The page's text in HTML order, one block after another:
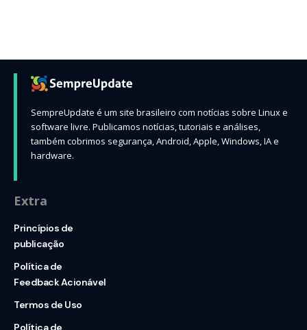
SempreUpdate é um site brasileiro com notícias sobre Linux e
software livre. Publicamos notícias, tutoriais e análises,
também cobrimos segurança, Android, Apple, Windows, IA e
hardware.
Extra
Princípios de
publicação
Política de
Feedback Acionável
Termos de Uso